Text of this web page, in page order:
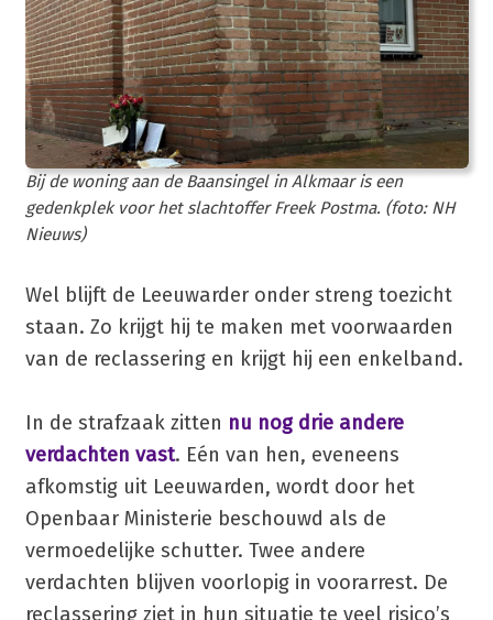
Bij de woning aan de Baansingel in Alkmaar is een
gedenkplek voor het slachtoffer Freek Postma. (foto: NH
Nieuws)
Wel blijft de Leeuwarder onder streng toezicht
staan. Zo krijgt hij te maken met voorwaarden
van de reclassering en krijgt hij een enkelband.
In de strafzaak zitten nu nog drie andere
verdachten vast. Eén van hen, eveneens
afkomstig uit Leeuwarden, wordt door het
Openbaar Ministerie beschouwd als de
vermoedelijke schutter. Twee andere
verdachten blijven voorlopig in voorarrest. De
reclassering ziet in hun situatie te veel risico’s